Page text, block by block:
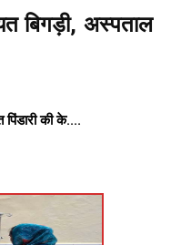
बिगड़ी, अस्पताल
की के....